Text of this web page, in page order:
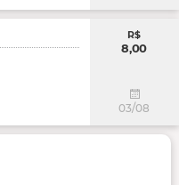
R$
8,00
03/08